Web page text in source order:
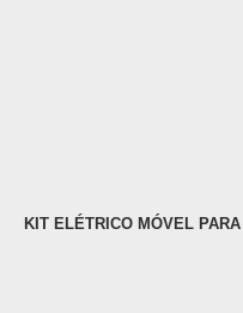
KIT ELÉTRICO MÓVEL